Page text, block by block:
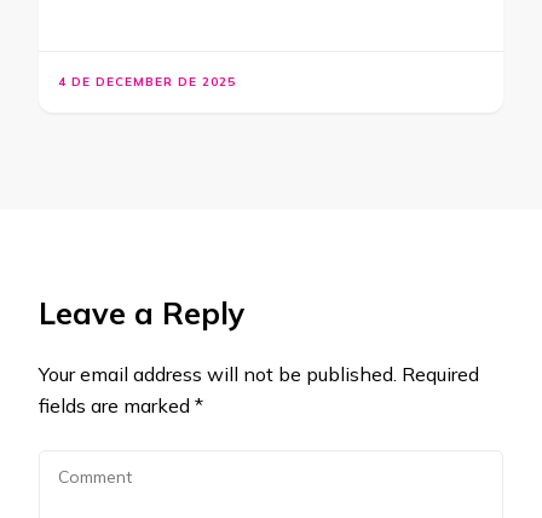
4 DE DECEMBER DE 2025
Leave a Reply
Your email address will not be published. Required
fields are marked *